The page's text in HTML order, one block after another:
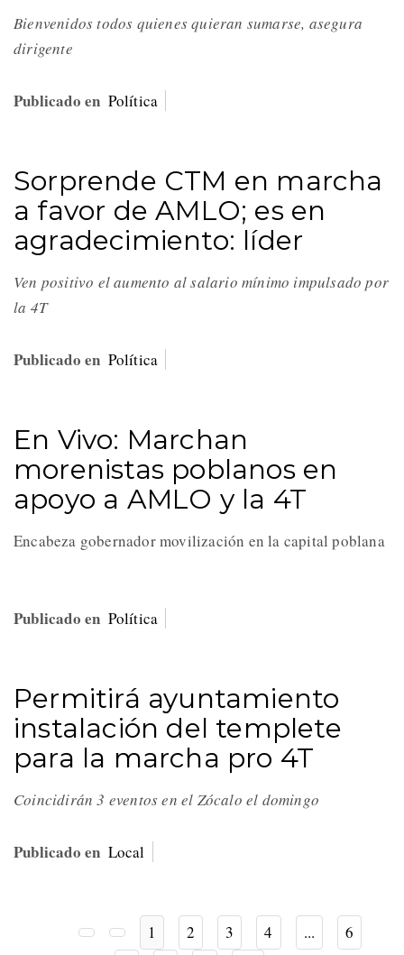
Bienvenidos todos quienes quieran sumarse, asegura
dirigente
Publicado en Política
Sorprende CTM en marcha
a favor de AMLO; es en
agradecimiento: líder
Ven positivo el aumento al salario mínimo impulsado por
la 4T
Publicado en Política
En Vivo: Marchan
morenistas poblanos en
apoyo a AMLO y la 4T
Encabeza gobernador movilización en la capital poblana
Publicado en Política
Permitirá ayuntamiento
instalación del templete
para la marcha pro 4T
Coincidirán 3 eventos en el Zócalo el domingo
Publicado en Local
1 2 3 4 ...
6